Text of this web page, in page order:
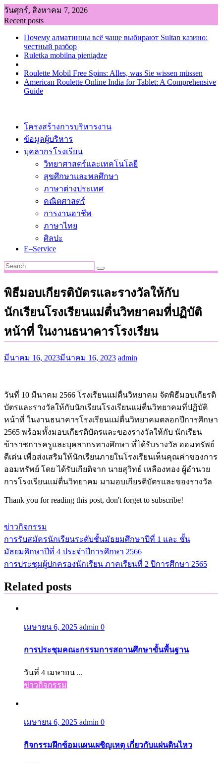
Skip
to
content
วันศุกร์, สิงหาคม 7, 2026
Recent posts
Почему алматинцы всё чаще выбирают Sultan казино:
честный разбор
Ruletka mobilna pieniądze
Roulette Mobil Free Spins: Alles, was Sie wissen müssen
American Roulette Online India for Tablet: A Comprehensive
Guide
โครงสร้างการบริหารงาน
ข้อมูลผู้บริหาร
บุคลากรโรงเรียน
วิทยาศาสตร์และเทคโนโลยี
สุขศึกษาและพลศึกษา
ภาษาต่างประเทศ
คณิตศาสตร์
การงานอาชีพ
ภาษาไทย
ศิลปะ
E–Service
พิธีมอบเกียรติบัตรและรางวัลให้กับ
นักเรียนโรงเรียนแม่ตื่นวิทยาคมที่ปฏิบัติ
หน้าที่ ในงานธนาคารโรงเรียน
มีนาคม 16, 2023มีนาคม 16, 2023 admin
วันที่ 10 มีนาคม 2566 โรงเรียนแม่ตื่นวิทยาคม จัดพิธีมอบเกียรติ
บัตรและรางวัลให้กับนักเรียนโรงเรียนแม่ตื่นวิทยาคมที่ปฏิบัติ
หน้าที่ ในงานธนาคารโรงเรียนแม่ตื่นวิทยาคมตลอกปีการศึกษา
2565 พร้อมทั้งมอบเกียรติบัตรและของรางวัลให้กับ นักเรียน
ข้าราชการครูและบุคลากรทางศึกษา ที่ได้รับรางวัล ออมทรัพย์
ดีเด่น เพื่อส่งเสริมให้นักเรียนภายในโรงเรียนเห็นคุณค่าของการ
ออมทรัพย์ โดย ได้รับเกียติจาก นายสุวิทย์ เหลืองทอง ผู้อำนวย
การโรงเรียนแม่ตื่นวิทยาคม มามอบเกียรติบัตรและของรางวัล
Thank you for reading this post, don't forget to subscribe!
ข่าวกิจกรรม
แนะแนว
เรื่อง
การรับสมัครนักเรียนระดับชั้นมัธยมศึกษาปีที่ 1 และ ชั้น
มัธยมศึกษาปีที่ 4 ประจำปีการศึกษา 2566
การประชุมผู้ปกครองนักเรียน ภาคเรียนที่ 2 ปีการศึกษา 2565
Related posts
เมษายน 6, 2025 admin 0
การประชุมคณะกรรมการสถานศึกษาขั้นพื้นฐาน
วันที่ 4 เมษายน ...
ข่าวกิจกรรม
เมษายน 6, 2025 admin 0
กิจกรรมฝึกซ้อมแผนเผชิญเหตุ เกี่ยวกับแผ่นดินไหว